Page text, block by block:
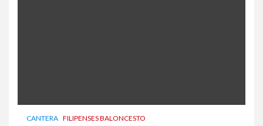
CANTERA FILIPENSES BALONCESTO